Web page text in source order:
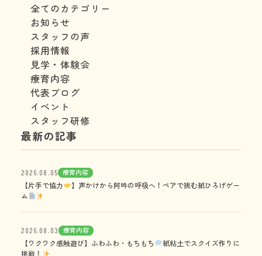
全てのカテゴリー
お知らせ
スタッフの声
採用情報
見学・体験会
療育内容
代表ブログ
イベント
スタッフ研修
最新の記事
2026.08.05 療育内容
【片手で協力
】声かけから阿吽の呼吸へ！ペアで挑む紙ひろげゲー
ム
2026.08.03 療育内容
【ワクワク感触遊び】ふわふわ・もちもち
紙粘土でスクイズ作りに
挑戦！